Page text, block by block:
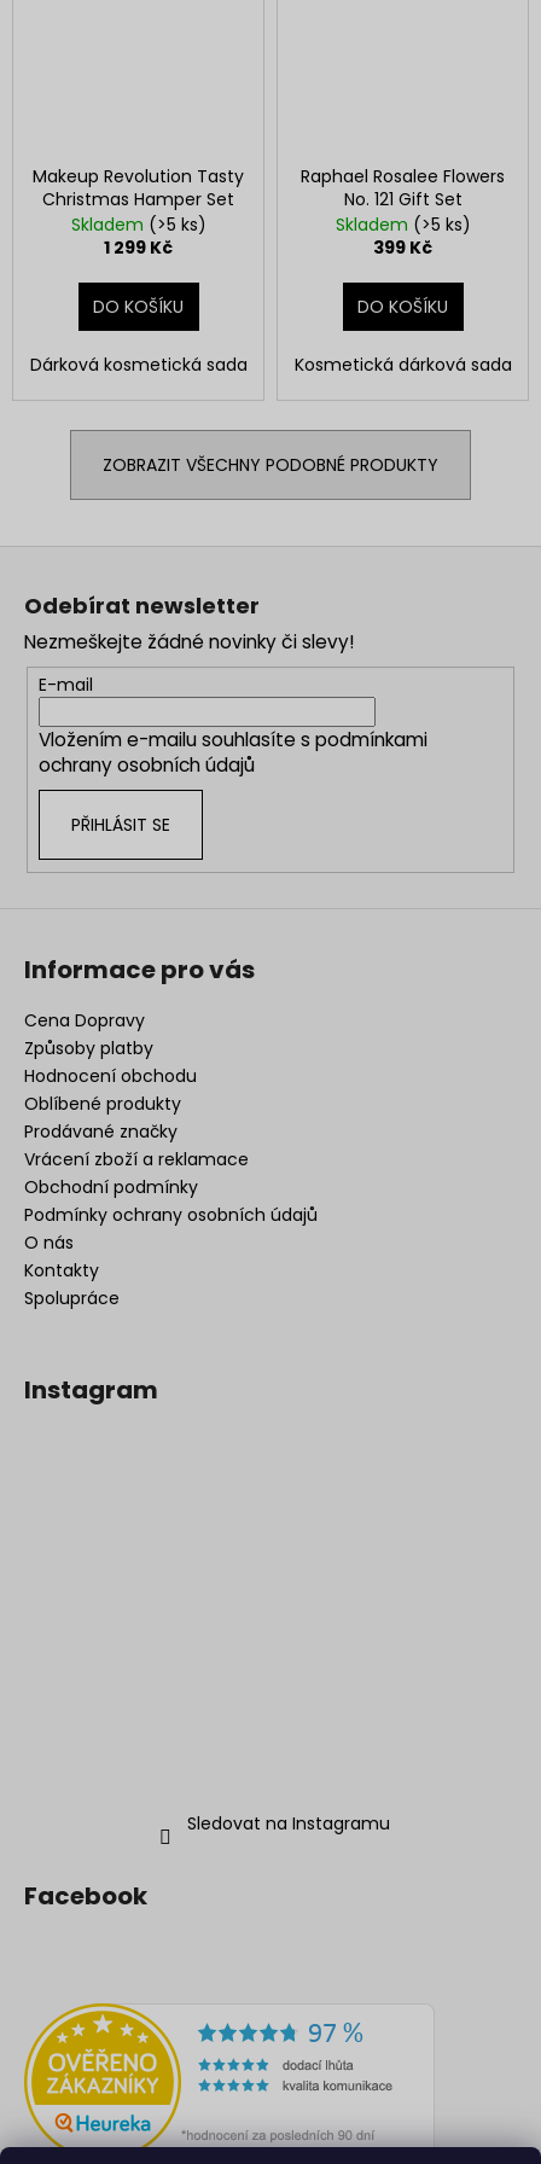
Makeup Revolution Tasty
Christmas Hamper Set
Skladem (>5 ks)
1 299 Kč
DO KOŠÍKU
Dárková kosmetická sada
Raphael Rosalee Flowers
No. 121 Gift Set
Skladem (>5 ks)
399 Kč
DO KOŠÍKU
Kosmetická dárková sada
ZOBRAZIT VŠECHNY PODOBNÉ PRODUKTY
Odebírat newsletter
Nezmeškejte žádné novinky či slevy!
E-mail
Vložením e-mailu souhlasíte s podmínkami
ochrany osobních údajů
PŘIHLÁSIT SE
Informace pro vás
Cena Dopravy
Způsoby platby
Hodnocení obchodu
Oblíbené produkty
Prodávané značky
Vrácení zboží a reklamace
Obchodní podmínky
Podmínky ochrany osobních údajů
O nás
Kontakty
Spolupráce
Instagram
Sledovat na Instagramu
Facebook